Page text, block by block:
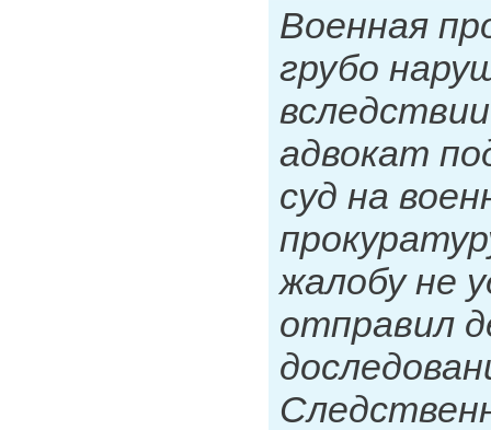
Военная
грубо
адвокат
суд на
жалобу не
отправил